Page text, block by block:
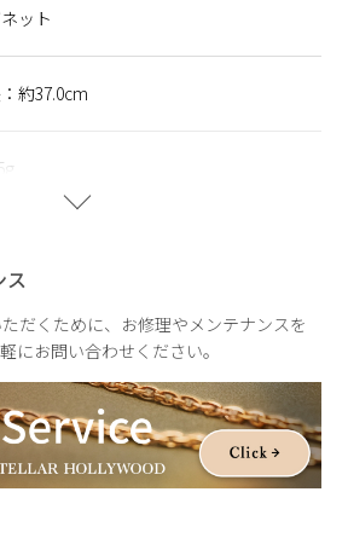
いただけます。
含まれるニッケルで引き起こるアレル
や、光をまとってきらめく情景をイメ
繊細な輝きを生み出します。
透明感のある表情が、いつもの装いに
になる。ふとした瞬間を特別にするシ
ット
約37.0cm
ス
だくために、お修理やメンテナンスを
にお問い合わせください。